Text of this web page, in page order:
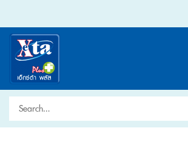
content
Search
for: